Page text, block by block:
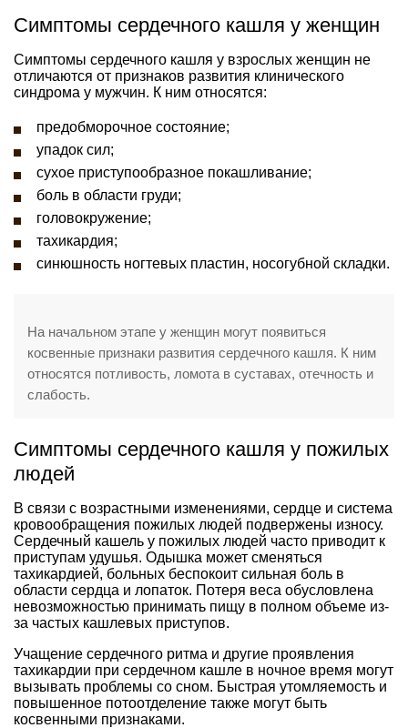
Симптомы сердечного кашля у женщин
Симптомы сердечного кашля у взрослых женщин не
отличаются от признаков развития клинического
синдрома у мужчин. К ним относятся:
предобморочное состояние;
упадок сил;
сухое приступообразное покашливание;
боль в области груди;
головокружение;
тахикардия;
синюшность ногтевых пластин, носогубной складки.
На начальном этапе у женщин могут появиться
косвенные признаки развития сердечного кашля. К ним
относятся потливость, ломота в суставах, отечность и
слабость.
Симптомы сердечного кашля у пожилых
людей
В связи с возрастными изменениями, сердце и система
кровообращения пожилых людей подвержены износу.
Сердечный кашель у пожилых людей часто приводит к
приступам удушья. Одышка может сменяться
тахикардией, больных беспокоит сильная боль в
области сердца и лопаток. Потеря веса обусловлена
невозможностью принимать пищу в полном объеме из-
за частых кашлевых приступов.
Учащение сердечного ритма и другие проявления
тахикардии при сердечном кашле в ночное время могут
вызывать проблемы со сном. Быстрая утомляемость и
повышенное потоотделение также могут быть
косвенными признаками.